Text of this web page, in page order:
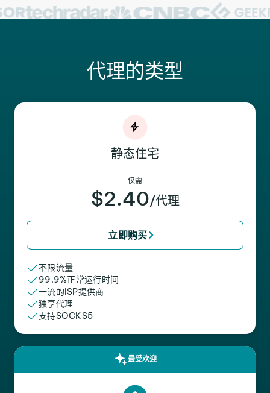
代理的类型
静态住宅
仅需
$2.40/代理
立即购买
不限流量
99.9%正常运行时间
一流的ISP提供商
独享代理
支持SOCKS5
最受欢迎